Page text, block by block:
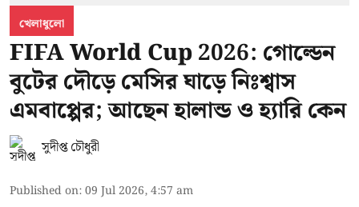
খেলাধুলো
FIFA World Cup 2026: গোল্ডেন
বুটের দৌড়ে মেসির ঘাড়ে নিঃশ্বাস
এমবাপ্পের; আছেন হালান্ড ও হ্যারি কেন
সুদীপ্ত চৌধুরী
Published on:09 Jul 2026, 4:57 am